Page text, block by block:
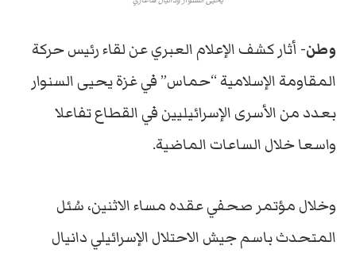
وطن- أثار كشف الإعلام العبري عن لقاء رئيس حركة
المقاومة الإسلامية “حماس” في غزة يحيى السنوار
بعدد من الأسرى الإسرائيليين في القطاع تفاعلا
واسعا خلال الساعات الماضية.
وخلال مؤتمر صحفي عقده مساء الاثنين، سُئل
المتحدث باسم جيش الاحتلال الإسرائيلي دانيال